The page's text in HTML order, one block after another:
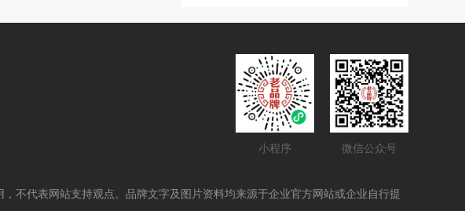
小程序
微信公众号
不代表网站支持观点。品牌文字及图片资料均来源于企业官方网站或企业自行提